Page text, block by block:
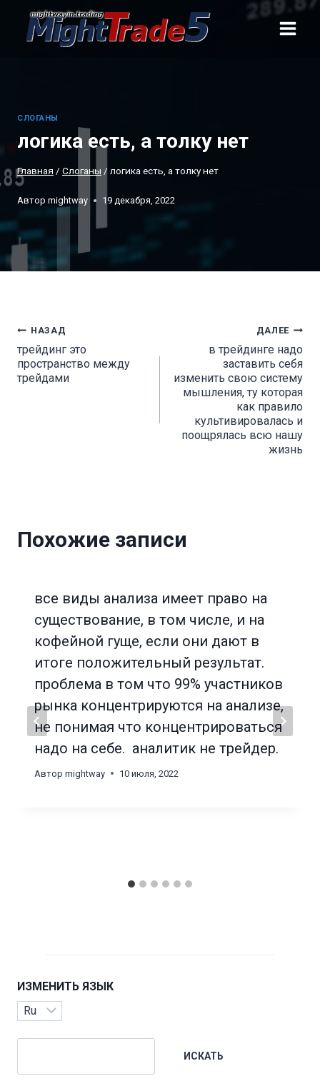
содержанию
CЛОГАНЫ
логика есть, а толку нет
Главная / Cлоганы / логика есть, а толку нет
Автор mightway 19 декабря, 2022
Навигация
по
записям
НАЗАД
трейдинг это
пространство между
трейдами
ДАЛЕЕ
в трейдинге надо
заставить себя
изменить свою систему
мышления, тy которая
как правило
культивировалась и
поощрялась всю нашу
жизнь
Похожие записи
все виды анализа имеет право на
существование, в том числе, и на
кофейной гуще, если они дают в
итоге положительный результат.
проблема в том что 99% участников
рынка концентрируются на анализе,
не понимая что концентрироваться
надо на себе. аналитик не трейдер.
Автор mightway 10 июля, 2022
ИЗМЕНИТЬ ЯЗЫК
Изменить
язык
ИСКАТЬ